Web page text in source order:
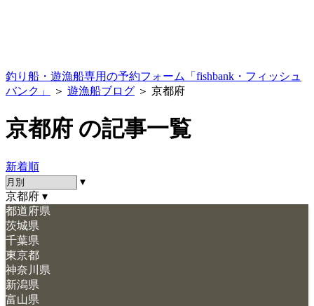
釣り船・遊漁船専用の予約フォーム「fishbank・フィッシュ
バンク」
＞ 遊漁船ブログ ＞ 京都府
京都府 の記事一覧
新着順
▾
京都府 ▾
都道府県
茨城県
千葉県
東京都
神奈川県
新潟県
富山県